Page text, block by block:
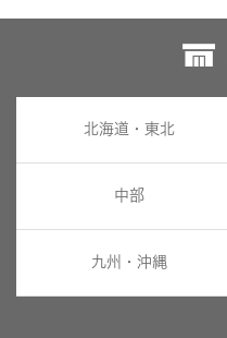
北海道・東北
中部
九州・沖縄